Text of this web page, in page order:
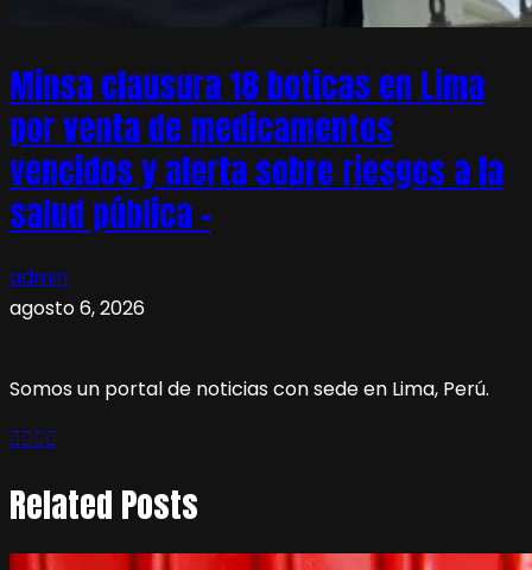
Minsa clausura 18 boticas en Lima
por venta de medicamentos
vencidos y alerta sobre riesgos a la
salud pública –
admin
agosto 6, 2026
Somos un portal de noticias con sede en Lima, Perú.
Related Posts